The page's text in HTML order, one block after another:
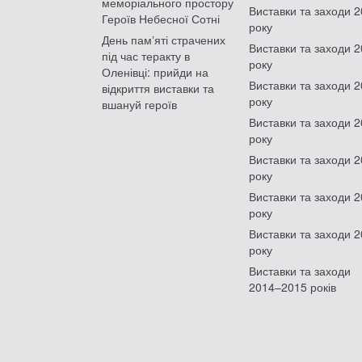
Героїв Небесної Сотні
День памʼяті страчених
під час теракту в
Оленівці: прийди на
відкриття виставки та
вшануй героїв
Виставки та заходи
року
Виставки та заходи
року
Виставки та заходи
року
Виставки та заходи
року
Виставки та заходи
року
Виставки та заходи
року
Виставки та заходи
року
Виставки та заходи
2014–2015 років